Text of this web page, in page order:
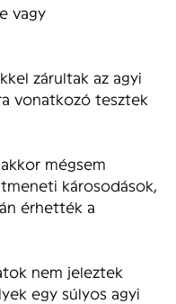
vagy
zárultak az agyi
vonatkozó tesztek
mégsem
károsodások,
érhették a
nem jeleztek
egy súlyos agyi